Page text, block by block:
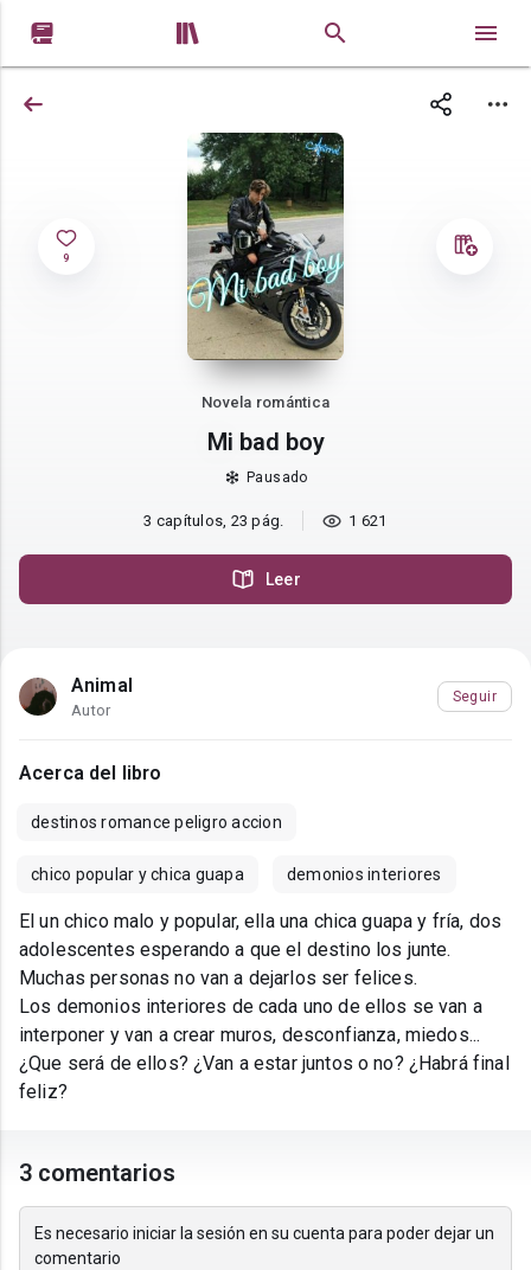
 
9
Novela romántica
Mi bad boy
Pausado
3 capítulos, 23 pág. 1 621
Leer
Animal
Autor
Seguir
Acerca del libro
destinos romance peligro accion
chico popular y chica guapa demonios interiores
El un chico malo y popular, ella una chica guapa y fría, dos
adolescentes esperando a que el destino los junte.
Muchas personas no van a dejarlos ser felices.
Los demonios interiores de cada uno de ellos se van a
interponer y van a crear muros, desconfianza, miedos...
¿Que será de ellos? ¿Van a estar juntos o no? ¿Habrá final
feliz?
3 comentarios
Es necesario iniciar la sesión en su cuenta para poder dejar un
comentario